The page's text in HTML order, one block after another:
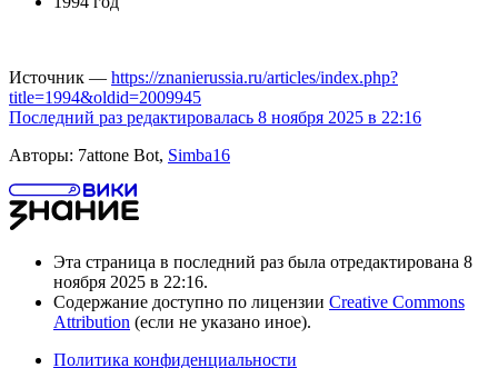
Источник — https://znanierussia.ru/articles/index.php?
title=1994&oldid=2009945
Последний раз редактировалась 8 ноября 2025 в 22:16
Авторы: 7attone Bot, Simba16
Эта страница в последний раз была отредактирована 8
ноября 2025 в 22:16.
Содержание доступно по лицензии Creative Commons
Attribution (если не указано иное).
Политика конфиденциальности